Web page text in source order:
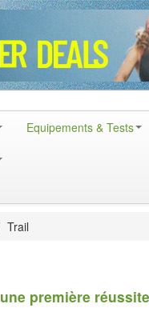
Equipements & Tests
Trail
première